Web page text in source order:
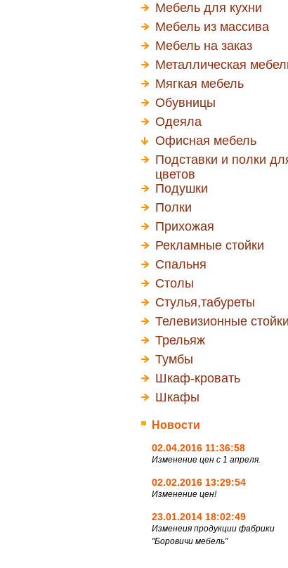
Мебель для кухни
Мебель из массива
Мебель на заказ
Металлическая
Мягкая мебель
Обувницы
Одеяла
Офисная мебель
Подставки и полки
цветов
Подушки
Полки
Прихожая
Рекламные стойки
Спальня
Столы
Стулья,табуреты
Телевизионные стойки
Трельяж
Тумбы
Шкаф-кровать
Шкафы
Новости
02.04.2016 11:36:58
Изменение цен с 1 апреля.
02.02.2016 13:29:54
Изменение цен!
23.01.2014 18:02:49
Изменеия продукции фабрики
"Боровичи мебель"